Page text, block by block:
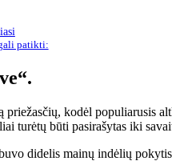
patikti:
priežasčių, kodėl populiarusis
turėtų būti pasirašytas iki
didelis mainų indėlių